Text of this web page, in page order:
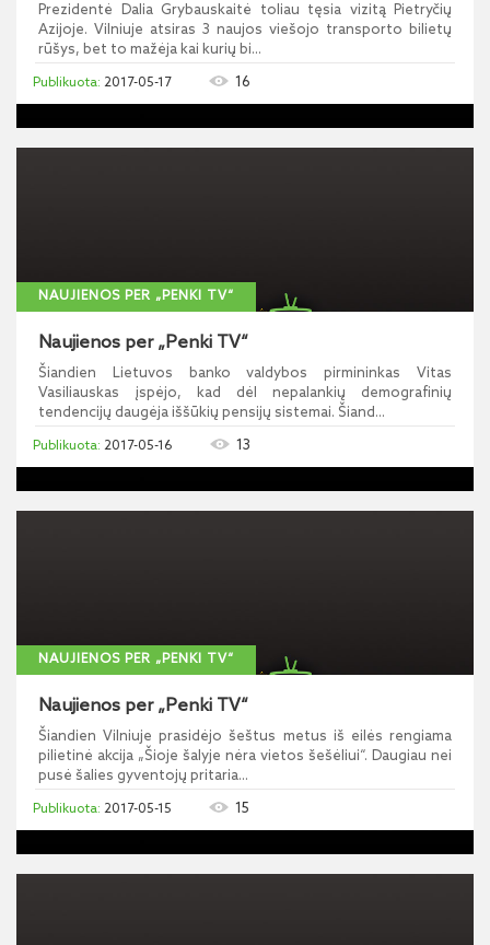
Prezidentė Dalia Grybauskaitė toliau tęsia vizitą Pietryčių
Azijoje. Vilniuje atsiras 3 naujos viešojo transporto bilietų
rūšys, bet to mažėja kai kurių bi...
2017-05-17 16
NAUJIENOS PER „PENKI TV“
Naujienos per „Penki TV“
Šiandien Lietuvos banko valdybos pirmininkas Vitas
Vasiliauskas įspėjo, kad dėl nepalankių demografinių
tendencijų daugėja iššūkių pensijų sistemai. Šiand...
2017-05-16 13
NAUJIENOS PER „PENKI TV“
Naujienos per „Penki TV“
Šiandien Vilniuje prasidėjo šeštus metus iš eilės rengiama
pilietinė akcija „Šioje šalyje nėra vietos šešėliui“. Daugiau nei
pusė šalies gyventojų pritaria...
2017-05-15 15